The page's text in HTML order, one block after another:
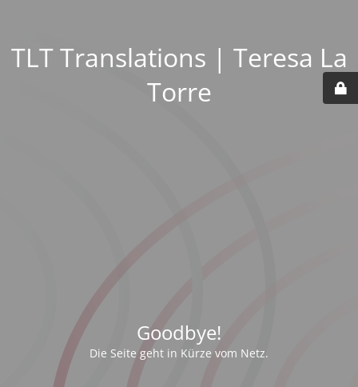
TLT Translations | Teresa La
Torre
Goodbye!
Die Seite geht in Kürze vom Netz.